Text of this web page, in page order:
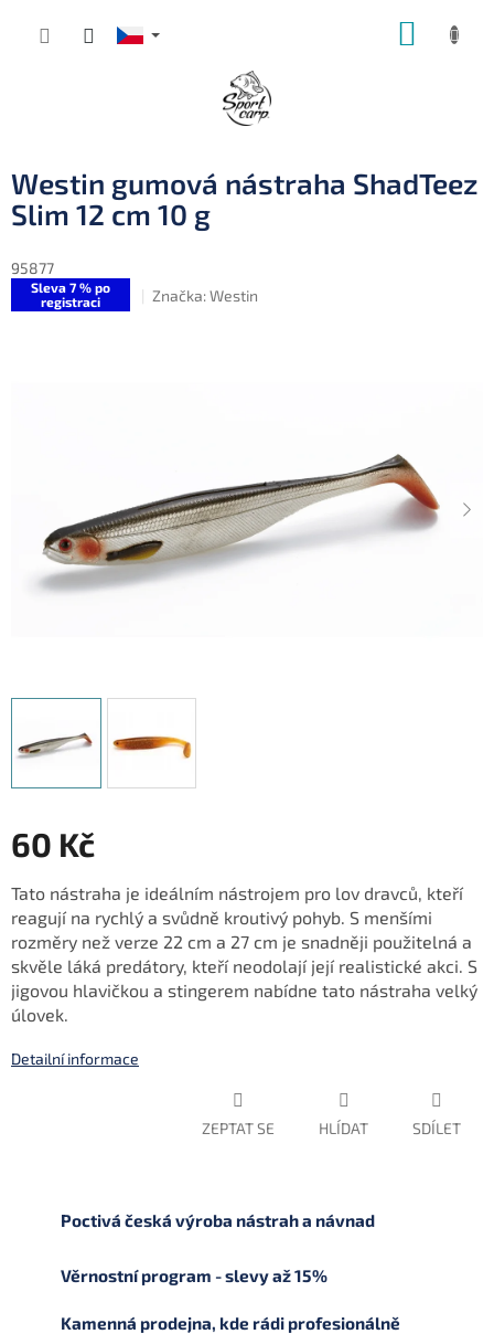
Westin gumová nástraha ShadTeez
Slim 12 cm 10 g
95877
Sleva 7 % po
registraci
Značka:Westin
60 Kč
cena:
Tato nástraha je ideálním nástrojem pro lov dravců, kteří
reagují na rychlý a svůdně kroutivý pohyb. S menšími
rozměry než verze 22 cm a 27 cm je snadněji použitelná a
skvěle láká predátory, kteří neodolají její realistické akci. S
jigovou hlavičkou a stingerem nabídne tato nástraha velký
úlovek.
Detailní informace
ZEPTAT SE HLÍDAT SDÍLET
Poctivá česká výroba nástrah a návnad
Věrnostní program - slevy až 15%
Kamenná prodejna, kde rádi profesionálně